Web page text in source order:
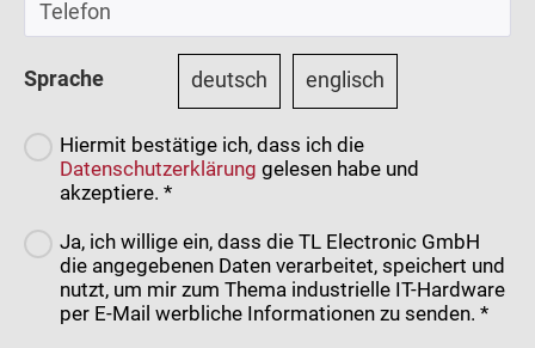
Sprache deutsch englisch
Hiermit bestätige ich, dass ich die
Datenschutzerklärung gelesen habe und
akzeptiere. *
Ja, ich willige ein, dass die TL Electronic GmbH
die angegebenen Daten verarbeitet, speichert und
nutzt, um mir zum Thema industrielle IT-Hardware
per E-Mail werbliche Informationen zu senden. *